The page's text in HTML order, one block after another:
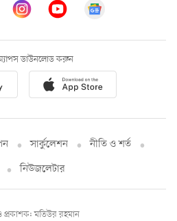
ডাউনলোড করুন
সার্কুলেশন
নীতি ও শর্ত
নিউজলেটার
মতিউর রহমান